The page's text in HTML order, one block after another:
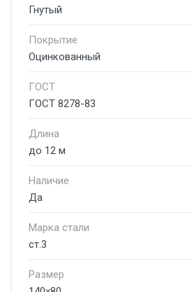
Гнутый
Покрытие
Оцинкованный
ГОСТ
ГОСТ 8278-83
Длина
до 12 м
Наличие
Да
Марка стали
ст.3
Размер